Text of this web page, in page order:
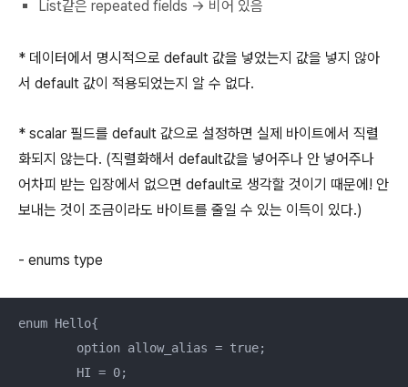
List같은 repeated fields -> 비어 있음
* 데이터에서 명시적으로 default 값을 넣었는지 값을 넣지 않아
서 default 값이 적용되었는지 알 수 없다.
* scalar 필드를 default 값으로 설정하면 실제 바이트에서 직렬
화되지 않는다. (직렬화해서 default값을 넣어주나 안 넣어주나
어차피 받는 입장에서 없으면 default로 생각할 것이기 때문에! 안
보내는 것이 조금이라도 바이트를 줄일 수 있는 이득이 있다.)
- enums type
enum Hello{